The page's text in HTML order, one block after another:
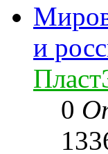
и
0